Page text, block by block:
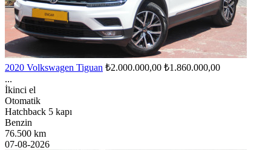
2020 Volkswagen Tiguan ₺2.000.000,00 ₺1.860.000,00
...
İkinci el
Otomatik
Hatchback 5 kapı
Benzin
76.500 km
07-08-2026